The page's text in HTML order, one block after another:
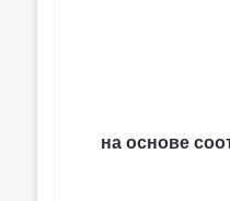
на основе